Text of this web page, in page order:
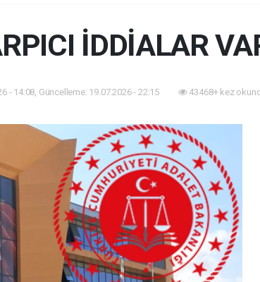
İDDİALAR
- 14:08, Güncelleme: 19.07.2026 - 22:15 43468+ kez